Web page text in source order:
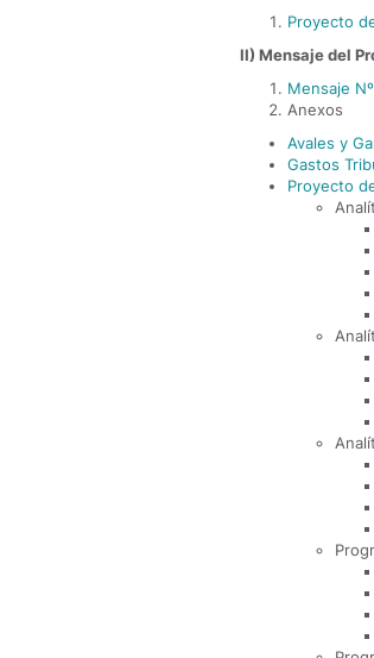
Proyecto
II) Mensaje del
Mensaje
Anexos
Avales y
Gastos
Proyecto